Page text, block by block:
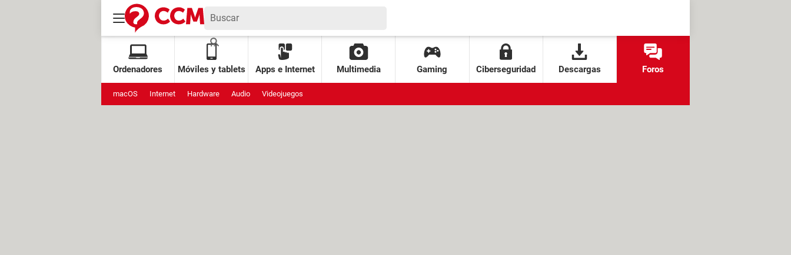
Ordenadores Móviles y tablets Apps e Internet Multimedia Gaming Ciberseguridad Descargas Foros
macOS Internet Hardware Audio Videojuegos